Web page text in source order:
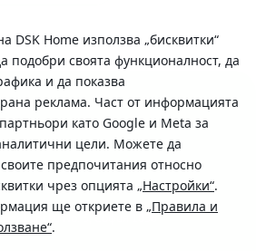
DSK Home използва „бисквитки“
подобри своята функционалност, да
и да показва
реклама. Част от информацията
като Google и Meta за
цели. Можете да
предпочитания относно
чрез опцията „Настройки“.
ще откриете в „Правила и
.
Бенковски No. 5, София 1036